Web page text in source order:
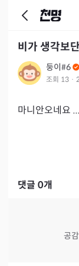
비가 생각보단
둥이#6
조회 13 ·
마니안오네요
댓글 0개
공